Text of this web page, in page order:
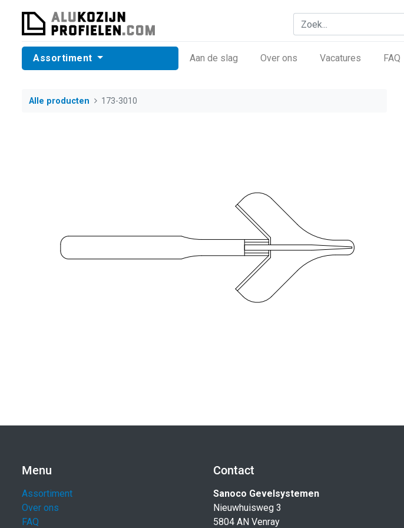
Assortiment ​Aan de slag Over ons Vacatures FAQ
Alle producten 173-3010
Menu
Assortiment
Over ons
FAQ
Contact
Sanoco Gevelsystemen
Nieuwhuisweg 3
5804 AN Venray